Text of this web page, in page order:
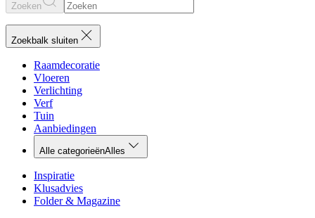
Zoeken
Zoekbalk sluiten
Raamdecoratie
Vloeren
Verlichting
Verf
Tuin
Aanbiedingen
Alle categorieënAlles
Inspiratie
Klusadvies
Folder & Magazine